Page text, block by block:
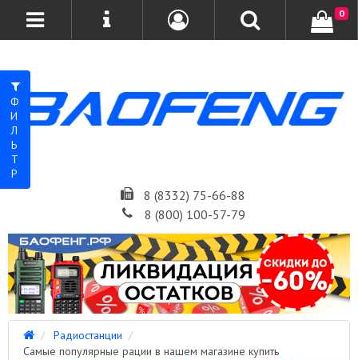
8 (8332) 75-66-88
8 (800) 100-57-79
0
Радиостанции
Самые популярные рации в нашем магазине купить
ФИЛЬТР